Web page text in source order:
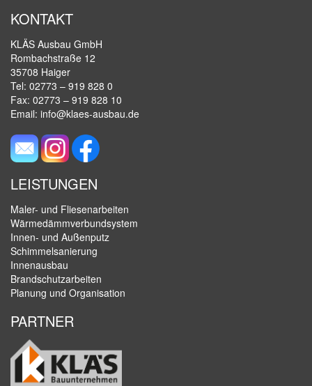
KONTAKT
KLÄS Ausbau GmbH
Rombachstraße 12
35708 Haiger
Tel: 02773 – 919 828 0
Fax: 02773 – 919 828 10
Email: info@klaes-ausbau.de
LEISTUNGEN
Maler- und Fliesenarbeiten
Wärmedämmverbundsystem
Innen- und Außenputz
Schimmelsanierung
Innenausbau
Brandschutzarbeiten
Planung und Organisation
PARTNER